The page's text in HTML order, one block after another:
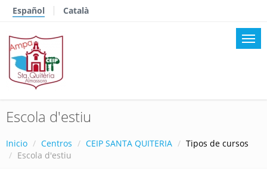
Español Català
Escola d'estiu
Inicio Centros CEIP SANTA QUITERIA
Tipos de cursos
Escola d'estiu